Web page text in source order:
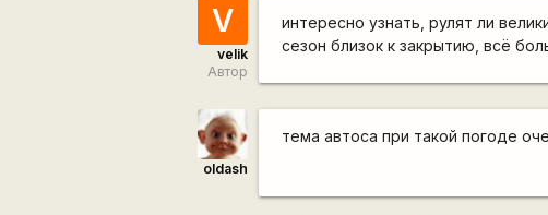
V
velik
Автор
интересно узнать, рулят ли
сезон близок к закрытию, всё
oldash
тема автоса при такой погоде